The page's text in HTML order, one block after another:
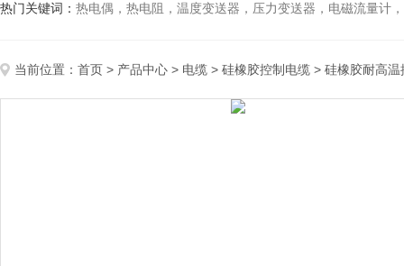
热门关键词： 热电偶，热电阻，温度变送器，压力变送器，电磁流量计，
当前位置： 首页 > 产品中心 > 电缆 > 硅橡胶控制电缆 > 硅橡胶耐高温